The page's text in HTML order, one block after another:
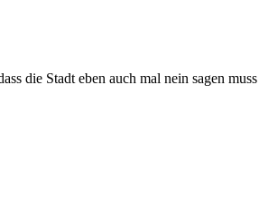
die Stadt eben auch mal nein sagen